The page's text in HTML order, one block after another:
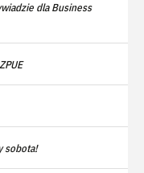
dla Business
sobota!